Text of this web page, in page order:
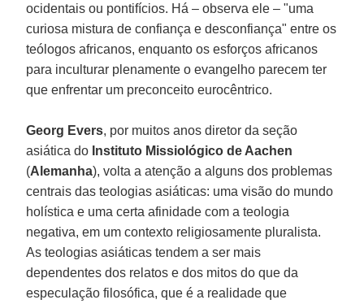
ocidentais ou pontifícios. Há – observa ele – "uma
curiosa mistura de confiança e desconfiança" entre os
teólogos africanos, enquanto os esforços africanos
para inculturar plenamente o evangelho parecem ter
que enfrentar um preconceito eurocêntrico.
Georg Evers, por muitos anos diretor da seção
asiática do Instituto Missiológico de Aachen
(Alemanha), volta a atenção a alguns dos problemas
centrais das teologias asiáticas: uma visão do mundo
holística e uma certa afinidade com a teologia
negativa, em um contexto religiosamente pluralista.
As teologias asiáticas tendem a ser mais
dependentes dos relatos e dos mitos do que da
especulação filosófica, que é a realidade que